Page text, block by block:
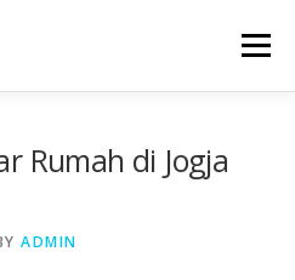
Menu
Rumah di Jogja
ADMIN